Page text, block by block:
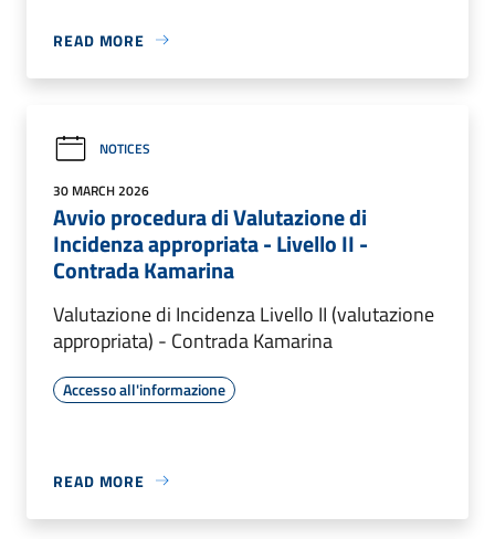
READ MORE
NOTICES
30 MARCH 2026
Avvio procedura di Valutazione di
Incidenza appropriata - Livello II -
Contrada Kamarina
Valutazione di Incidenza Livello II (valutazione
appropriata) - Contrada Kamarina
Accesso all'informazione
READ MORE